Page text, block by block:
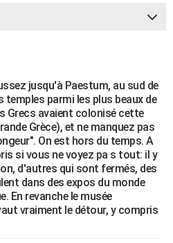
jusqu'à Paestum, au sud de
temples parmi les plus beaux de
Grecs avaient colonisé cette
Grèce), et ne manquez pas
On est hors du temps. A
si vous ne voyez pa s tout: il y
d'autres qui sont fermés, des
dans des expos du monde
En revanche le musée
vraiment le détour, y compris